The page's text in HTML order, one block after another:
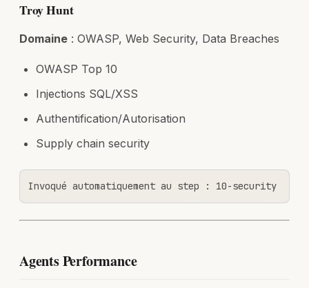
Troy Hunt
Domaine : OWASP, Web Security, Data Breaches
OWASP Top 10
Injections SQL/XSS
Authentification/Autorisation
Supply chain security
Invoqué automatiquement au step : 10-security
Agents Performance